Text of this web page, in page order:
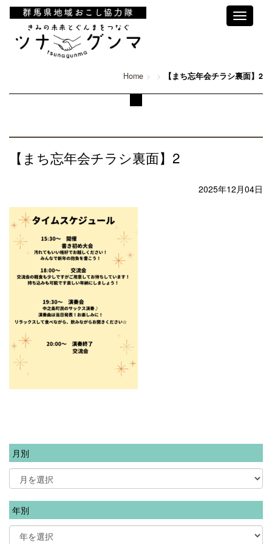
Toggle
Home 【まち忘年会チラシ裏面】2
【まち忘年会チラシ裏面】2
2025年12月04日
月別
年別